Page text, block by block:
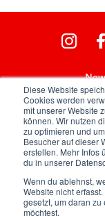
Diese Website
Cookies werden
mit unserer Website
können. Wir nutzen
zu optimieren und
Besucher auf dieser
erstellen. Mehr Infos
du in unserer
Wenn du ablehnst,
Website nicht
gesetzt, um daran
möchtest.
©